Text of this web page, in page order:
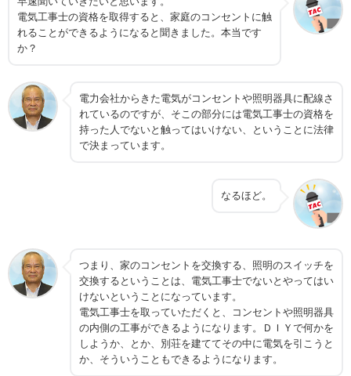
電気工事士の資格を取得すると、家庭のコンセントに触
れることができるようになると聞きました。本当です
か？
電力会社からきた電気がコンセントや照明器具に配線さ
れているのですが、そこの部分には電気工事士の資格を
持った人でないと触ってはいけない、ということに法律
で決まっています。
なるほど。
つまり、家のコンセントを交換する、照明のスイッチを
交換するということは、電気工事士でないとやってはい
けないということになっています。
電気工事士を取っていただくと、コンセントや照明器具
の内側の工事ができるようになります。ＤＩＹで何かを
しようか、とか、別荘を建ててその中に電気を引こうと
か、そういうこともできるようになります。